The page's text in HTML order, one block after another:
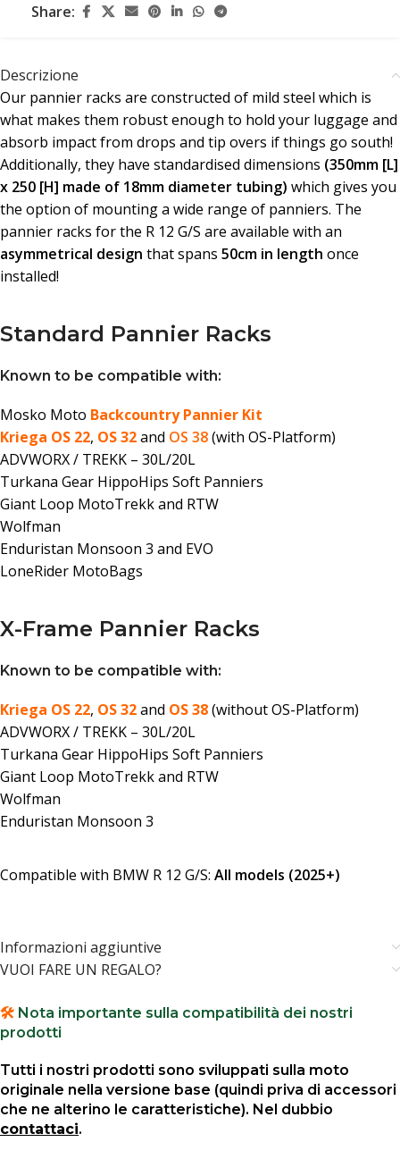
Share:
Descrizione
Our pannier racks are constructed of mild steel which is
what makes them robust enough to hold your luggage and
absorb impact from drops and tip overs if things go south!
Additionally, they have standardised dimensions (350mm [L]
x 250 [H] made of 18mm diameter tubing) which gives you
the option of mounting a wide range of panniers. The
pannier racks for the R 12 G/S are available with an
asymmetrical design that spans 50cm in length once
installed!
Standard Pannier Racks
Known to be compatible with:
Mosko Moto Backcountry Pannier Kit
Kriega OS 22, OS 32and OS 38(with OS-Platform)
ADVWORX / TREKK – 30L/20L
Turkana Gear HippoHips Soft Panniers
Giant Loop MotoTrekk and RTW
Wolfman
Enduristan Monsoon 3 and EVO
LoneRider MotoBags
X-Frame Pannier Racks
Known to be compatible with:
Kriega OS 22, OS 32and OS 38(without OS-Platform)
ADVWORX / TREKK – 30L/20L
Turkana Gear HippoHips Soft Panniers
Giant Loop MotoTrekk and RTW
Wolfman
Enduristan Monsoon 3
Compatible with BMW R 12 G/S: All models (2025+)
Informazioni aggiuntive
VUOI FARE UN REGALO?
🛠️ Nota importante sulla compatibilità dei nostri
prodotti
Tutti i nostri prodotti sono sviluppati sulla moto
originale nella versione base (quindi priva di accessori
che ne alterino le caratteristiche). Nel dubbio
contattaci.